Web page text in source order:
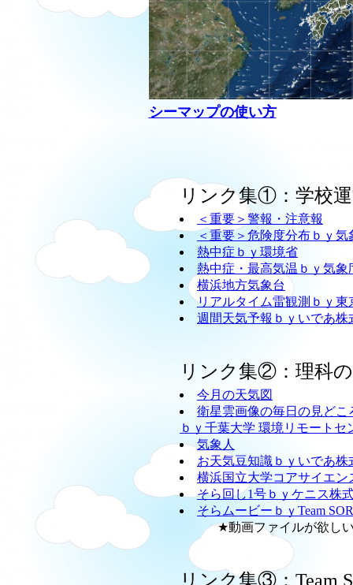
シーマップの使い方
リンク集①：学校
＜重要＞警報・注意報
＜重要＞危険度分布ｂｙ気
熱中症ｂｙ環境省
熱中症・最高気温ｂｙ気象
横浜地方気象台
リアルタイム雷観測ｂｙ東
週間天気予報ｂｙいであ株
リンク集②：理科
今月の天気図
衛星雲画像の毎日の見どこ
ｂｙ千葉大学 環境リモート
気象人
お天気豆知識ｂｙいであ株
横浜国立大学コアサイエン
そら回し1号ｂｙケニス株
そらムービーｂｙTeam
★動画ファイルが欲しい
リンク集③：Team